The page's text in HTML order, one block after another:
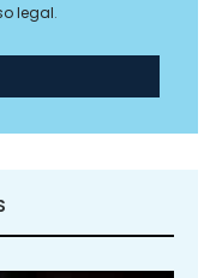
legal.